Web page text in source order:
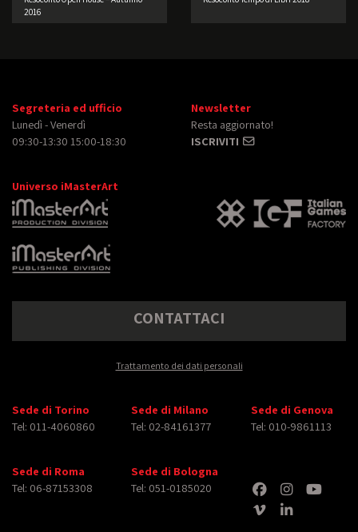
2016
Segreteria ed ufficio
Lunedì - Venerdì
09:30-13:30 15:00-18:30
Newsletter
Resta aggiornato!
ISCRIVITI
Universo iMasterArt
CONTATTACI
Trattamento dei dati personali
Sede di Torino
Tel: 011-4060860
Sede di Milano
Tel: 02-84161377
Sede di Genova
Tel: 010-9861113
Sede di Roma
Tel: 06-87153308
Sede di Bologna
Tel: 051-0185020